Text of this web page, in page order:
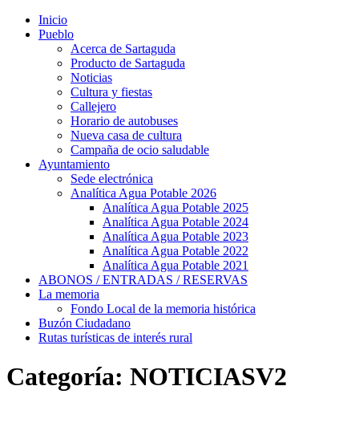
Inicio
Pueblo
Acerca de Sartaguda
Producto de Sartaguda
Noticias
Cultura y fiestas
Callejero
Horario de autobuses
Nueva casa de cultura
Campaña de ocio saludable
Ayuntamiento
Sede electrónica
Analítica Agua Potable 2026
Analítica Agua Potable 2025
Analítica Agua Potable 2024
Analítica Agua Potable 2023
Analítica Agua Potable 2022
Analítica Agua Potable 2021
ABONOS / ENTRADAS / RESERVAS
La memoria
Fondo Local de la memoria histórica
Buzón Ciudadano
Rutas turísticas de interés rural
Categoría: NOTICIASV2